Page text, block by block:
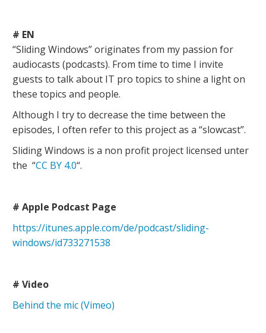
# EN
“Sliding Windows” originates from my passion for
audiocasts (podcasts). From time to time I invite
guests to talk about IT pro topics to shine a light on
these topics and people.
Although I try to decrease the time between the
episodes, I often refer to this project as a “slowcast”.
Sliding Windows is a non profit project licensed unter
the “CC BY 4.0“.
# Apple Podcast Page
https://itunes.apple.com/de/podcast/sliding-
windows/id733271538
# Video
Behind the mic (Vimeo)